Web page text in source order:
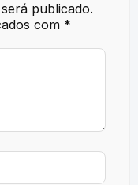
publicado.
com *